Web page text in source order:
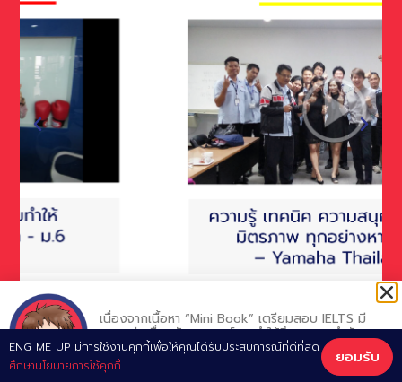
ENG ME UP มีการใช้งานคุกกี้เพื่อให้คุณได้รับประสบการณ์ที่ดีที่สุด
ศึกษานโยบายการใช้คุกกี้
ยอมรับ
Developed by ENG ME UP Professional Team © CU-TEP | TOEIC | IELTS |
เนื่องจากเนื้อหา “Mini Book” เตรียมสอบ IELTS มี
ความต่อเนื่องกัน อาจารย์แนะนำให้ศึกษาตามลำดับ
โดยเริ่มจาก Chapter 1
เพื่อประสิทธิภาพสูงสุดครับ